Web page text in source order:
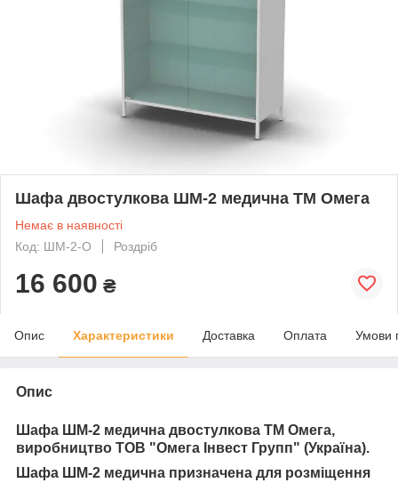
Шафа двостулкова ШМ-2 медична ТМ Омега
Немає в наявності
Код: ШМ-2-О
Роздріб
16 600 ₴
Опис Характеристики Доставка Оплата Умови
Опис
Шафа ШМ-2 медична двостулкова ТМ Омега,
виробництво ТОВ "Омега Інвест Групп" (Україна).
Шафа ШМ-2 медична призначена для розміщення